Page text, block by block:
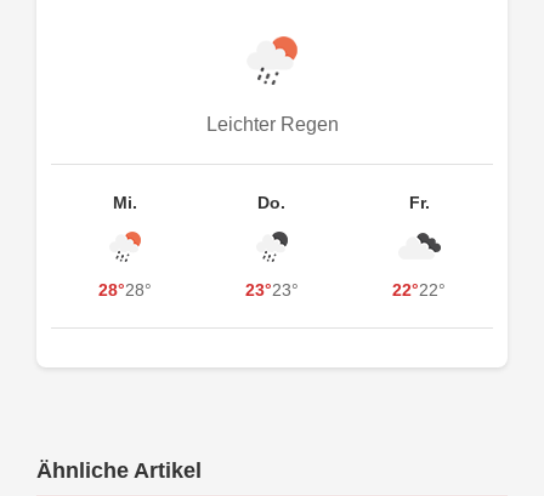
Leichter Regen
Mi.
28°28°
Do.
23°23°
Fr.
22°22°
Ähnliche Artikel